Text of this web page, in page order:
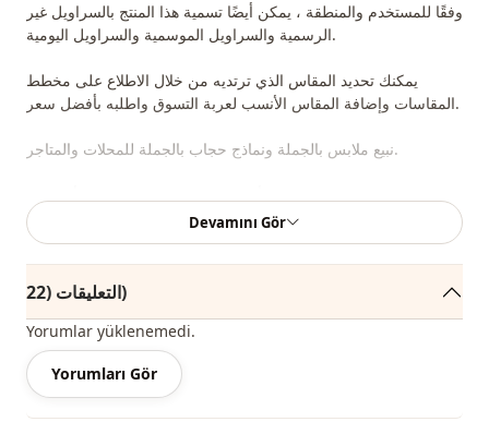
وفقًا للمستخدم والمنطقة ، يمكن أيضًا تسمية هذا المنتج بالسراويل غير
الرسمية والسراويل الموسمية والسراويل اليومية.
يمكنك تحديد المقاس الذي ترتديه من خلال الاطلاع على مخطط
المقاسات وإضافة المقاس الأنسب لعربة التسوق واطلبه بأفضل سعر.
نبيع ملابس بالجملة ونماذج حجاب بالجملة للمحلات والمتاجر.
عضوًا في موقعنا وإرسال معلوماتك إلى خط الواتساب 0545695 05
91 للموافقة عليها.
ملاحظة: قد يكون هناك اختلاف في الدرجة اللونية في لون المنتج
الموسم
Devamını Gör
التعليقات (22)
Yorumlar yüklenemedi.
Yorumları Gör